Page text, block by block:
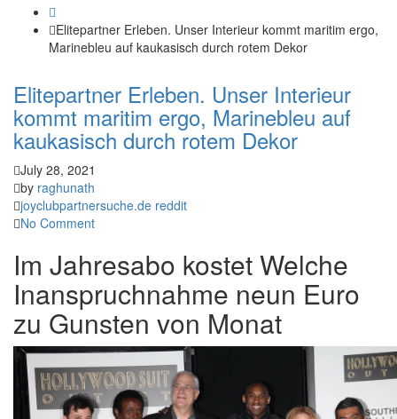
Elitepartner Erleben. Unser Interieur kommt maritim ergo,
Marinebleu auf kaukasisch durch rotem Dekor
Elitepartner Erleben. Unser Interieur
kommt maritim ergo, Marinebleu auf
kaukasisch durch rotem Dekor
July 28, 2021
by raghunath
joyclubpartnersuche.de reddit
No Comment
Im Jahresabo kostet Welche
Inanspruchnahme neun Euro
zu Gunsten von Monat